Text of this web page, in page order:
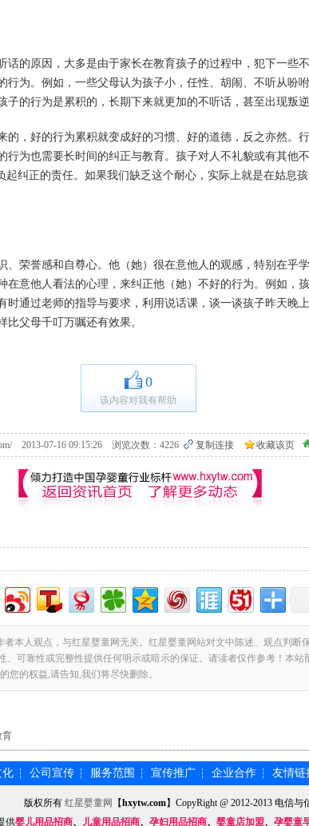
话的原因，大多是由于家长在教育孩子的过程中，犯下一些
行为。例如，一些父母认为孩子小，任性、胡闹、不听从吩
子的行为是累积的，长期下来就更加的不听话，甚至出现叛逆
的，好的行为累积就变成好的习惯、好的道德，反之亦然。
行为也需要长时间的纠正与教育。孩子对人不礼貌或有其他
起纠正的责任。如果我们缺乏这个耐心，实际上就是在姑息
、荣誉感和自尊心。他（她）很在意他人的观感，特别在乎
在意他人看法的心理，来纠正他（她）不好的行为。例如，
时通过老师的指导与要求，利用说话课，谈一谈孩子昨天晚
比父母千叮万嘱还有效果。
0
该内容对我有帮助
2013-07-16 09:15:26 浏览次数：4226 复制连接 收藏该页
本人观点，与红星婴童网无关。红星婴童网站对文中陈述、观点判断
、可靠性或完整性提供任何明示或暗示的保证。请读者仅作参考！本站
您的权益,请告知,我们将尽快删除。
育
化 ┆ 公司宣传 ┆ 服务范围 ┆ 宣传推广 ┆ 企业合作 ┆ 友情链
版权所有 红星婴童网 【hxytw.com】CopyRight @ 2012-2013 电信
供婴儿用品招商、 儿童用品招商、 孕妇用品招商、 婴童店加盟、 孕婴童